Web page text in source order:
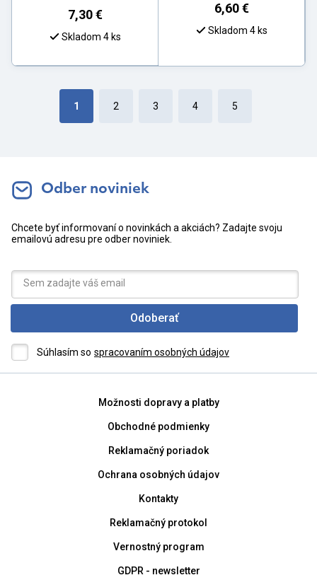
7,30€
Skladom 4 ks
6,60€
Skladom 4 ks
1 2 3 4 5
Odber noviniek
Chcete byť informovaní o novinkách a akciách? Zadajte svoju
emailovú adresu pre odber noviniek.
Odoberať
Súhlasím so spracovaním osobných údajov
Možnosti dopravy a platby
Obchodné podmienky
Reklamačný poriadok
Ochrana osobných údajov
Kontakty
Reklamačný protokol
Vernostný program
GDPR - newsletter